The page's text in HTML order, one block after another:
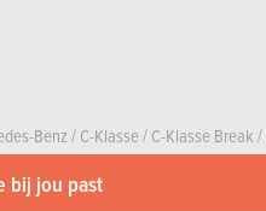
Benz/C-Klasse/C-Klasse Break/
bij jou past